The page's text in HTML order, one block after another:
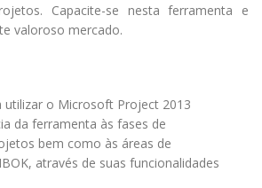
Capacite-se nesta ferramenta e
valoroso mercado.
utilizar o Microsoft Project 2013
da ferramenta às fases de
bem como às áreas de
através de suas funcionalidades